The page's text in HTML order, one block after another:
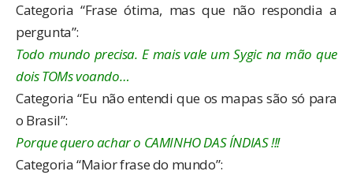
Categoria “Frase ótima, mas que não respondia a
pergunta”:
Todo mundo precisa. E mais vale um Sygic na mão que
dois TOMs voando…
Categoria “Eu não entendi que os mapas são só para
o Brasil”:
Porque quero achar o CAMINHO DAS ÍNDIAS !!!
Categoria “Maior frase do mundo”: